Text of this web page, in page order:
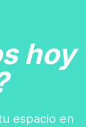
hoy
espacio en